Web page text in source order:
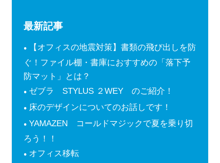
最新記事
【オフィスの地震対策】書類の飛び出しを防
ぐ！ファイル棚・書庫におすすめの「落下予
防マット」とは？
ゼブラ STYLUS ２WEY のご紹介！
床のデザインについてのお話しです！
YAMAZEN コールドマジックで夏を乗り切
ろう！！
オフィス移転